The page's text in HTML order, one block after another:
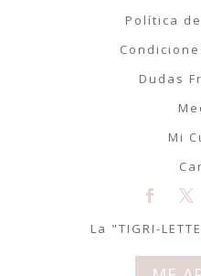
Política
Dudas
Mi
La "TIGRI-